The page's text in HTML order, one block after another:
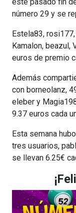
número 29 y se
Estela83,
Kamalon, beazul,
euros de premio
Además
con borneolanz,
eleber y
9.37 euros cada
Esta semana
tres usuarios,
se llevan 6.25€